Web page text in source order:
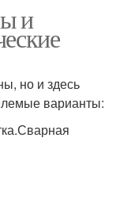
и
но и здесь
варианты: